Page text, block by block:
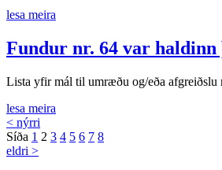
lesa meira
Fundur nr. 64 var haldinn
Lista yfir mál til umræðu og/eða afgreiðslu
lesa meira
< nýrri
Síða 1 2 3 4 5 6 7 8
eldri >